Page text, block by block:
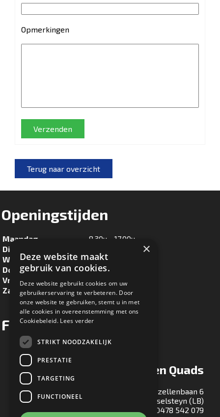
Opmerkingen
Verzenden
Terug naar overzicht
Openingstijden
Maandag
8.30u - 17.00u
Dinsdag
Woensdag
8.30u - 17.00u
Donderdag
8.30u - 17.00u
Vrijdag
8.30u - 17.00u
Zaterdag
8.30u - 16.00u
Facebook
Ton Maessen Quads
Gezellenbaan 6
5813 EA Ysselsteyn (LB)
0478 542 079
×
Deze website maakt
gebruik van cookies.
Deze website gebruikt cookies om uw
gebruikerservaring te verbeteren. Door
onze website te gebruiken, stemt u in met
alle cookies in overeenstemming met ons
Cookiebeleid. Lees verder
STRIKT NOODZAKELIJK
PRESTATIE
TARGETING
FUNCTIONEEL